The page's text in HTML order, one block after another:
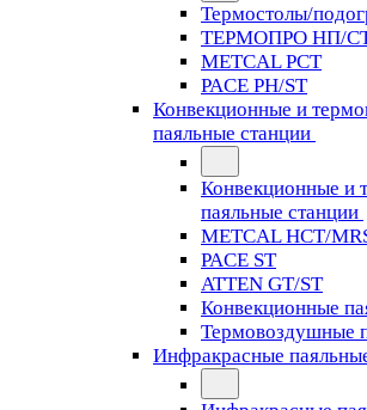
Термостолы/
ТЕРМОПРО НП/
METCAL PCT
PACE PH/ST
Конвекционные и
паяльные станции
Конвекционные и
паяльные станции
METCAL HCT/
PACE ST
ATTEN GT/ST
Конвекционные
Термовоздушные
Инфракрасные